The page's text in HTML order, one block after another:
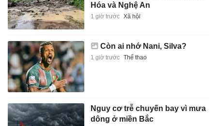
Hóa và Nghệ An
1 giờ trước Xã hội
Còn ai nhớ Nani, Silva?
1 giờ trước Thể thao
Nguy cơ trễ chuyến bay vì mưa
dông ở miền Bắc